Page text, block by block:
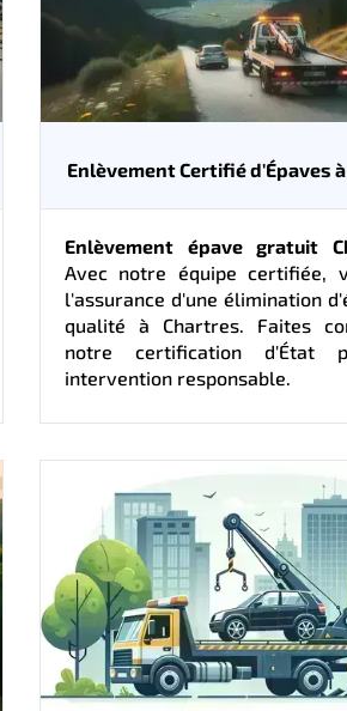
Enlèvement Certifié d'Épaves
Enlèvement épave gratuit
Avec notre équipe certifiée,
l'assurance d'une élimination
qualité à Chartres. Faites
notre certification d'État
intervention responsable.